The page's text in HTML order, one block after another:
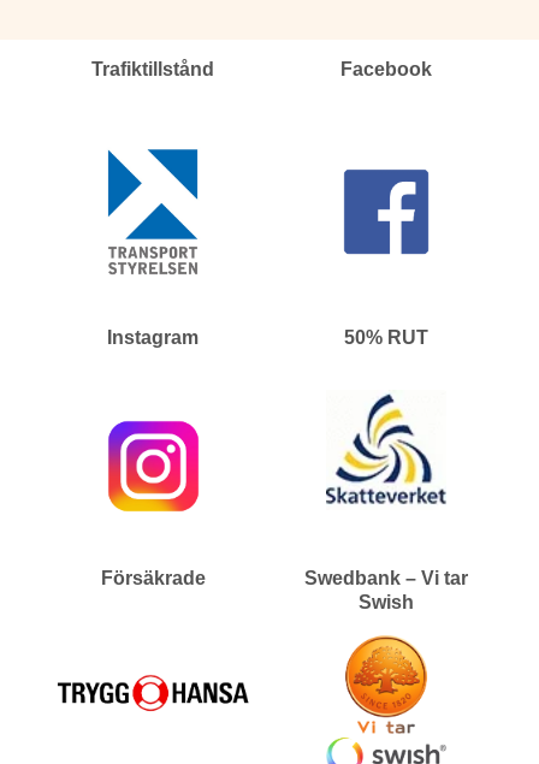
Trafiktillstånd Facebook
Instagram 50% RUT
Försäkrade
Swedbank – Vi tar
Swish